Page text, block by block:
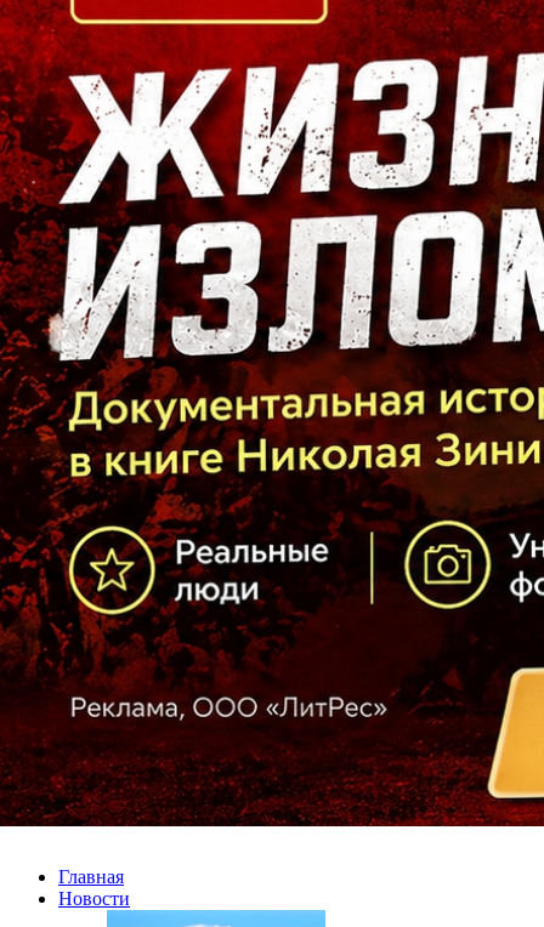
Главная
Новости